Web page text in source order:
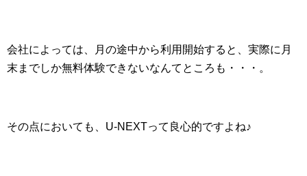
会社によっては、月の途中から利用開始すると、実際に月
末までしか無料体験できないなんてところも・・・。
その点においても、U-NEXTって良心的ですよね♪